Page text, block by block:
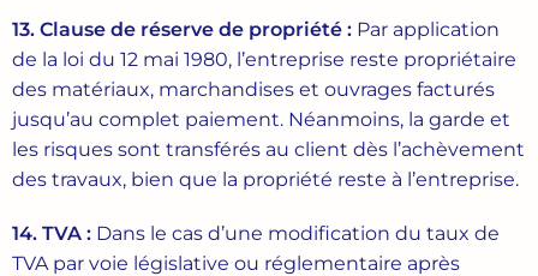
13. Clause de réserve de propriété : Par application
de la loi du 12 mai 1980, l’entreprise reste propriétaire
des matériaux, marchandises et ouvrages facturés
jusqu’au complet paiement. Néanmoins, la garde et
les risques sont transférés au client dès l’achèvement
des travaux, bien que la propriété reste à l’entreprise.
14. TVA : Dans le cas d’une modification du taux de
TVA par voie législative ou réglementaire après